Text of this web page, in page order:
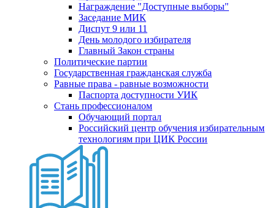
Награждение "Доступные выборы"
Заседание МИК
Диспут 9 или 11
День молодого избирателя
Главный Закон страны
Политические партии
Государственная гражданская служба
Равные права - равные возможности
Паспорта доступности УИК
Стань профессионалом
Обучающий портал
Российский центр обучения избирательным
технологиям при ЦИК России